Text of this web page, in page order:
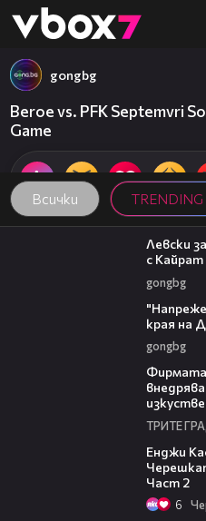
👾
Всички TRENDING
gongbg
Beroe vs. PFK Septemvri
Game
00:43
Левски
с Кайрат
gongbg
края на
gongbg
Фирмата
ТРИТЕ
Енджи
Част 2
6